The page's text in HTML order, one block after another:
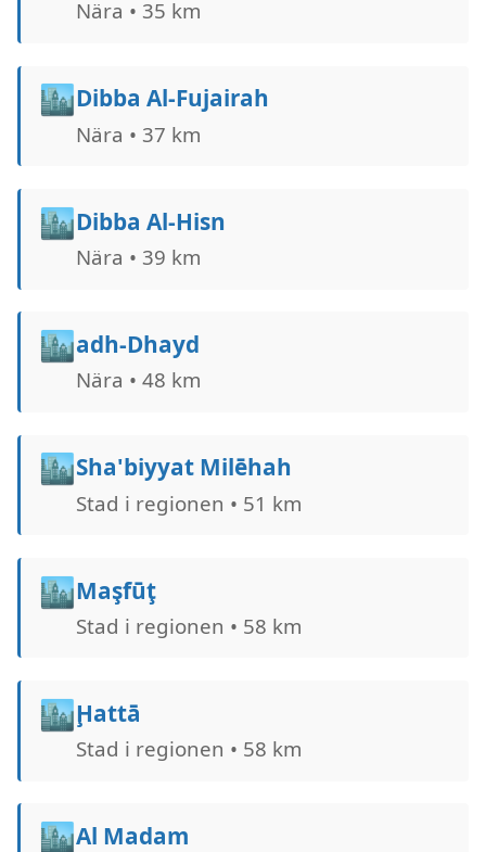
Nära • 35 km
🏙️Dibba Al-Fujairah
Nära • 37 km
🏙️Dibba Al-Hisn
Nära • 39 km
🏙️adh-Dhayd
Nära • 48 km
🏙️Sha'biyyat Milе̄hah
Stad i regionen • 51 km
🏙️Maşfūţ
Stad i regionen • 58 km
🏙️Ḩattā
Stad i regionen • 58 km
🏙️Al Madam